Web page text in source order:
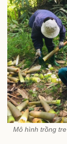
Mô hình trồng